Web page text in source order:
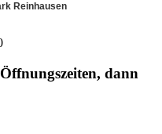
Reinhausen
dann